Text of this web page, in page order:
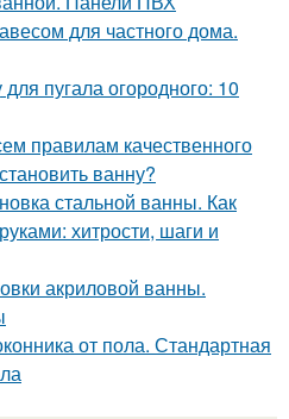
для частного дома.
пугала огородного: 10
правилам качественного
ванну?
стальной ванны. Как
хитрости, шаги и
акриловой ванны.
от пола. Стандартная